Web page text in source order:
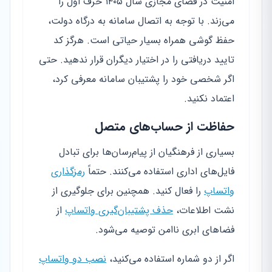
می‌زند. با توجه به اتصال سامانه به درگاه دولت،
حفظ گوشی همراه بسیار حیاتی است. هرگز کد
تایید دریافتی را در اختیار دیگران قرار ندهید. حتی
اگر شخصی خود را پشتیبان سامانه معرفی کرد،
اعتماد نکنید.
حفاظت از حساب‌های متصل
بسیاری از فرهنگیان از پیام‌رسان‌ها برای تبادل
فایل‌های اداری استفاده می‌کنند. حتماً رمزگذاری
واتساپ را فعال کنید. همچنین برای جلوگیری از
نشت اطلاعات، حذف پشتیبان‌گیری واتساپ از
فضاهای ابری ناامن توصیه می‌شود.
اگر از دو شماره استفاده می‌کنید، نصب دو واتساپ